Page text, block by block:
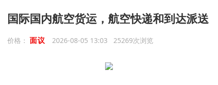
国际国内航空货运，航空快递和到达派送
价格： 面议 2026-08-05 13:03 25269次浏览